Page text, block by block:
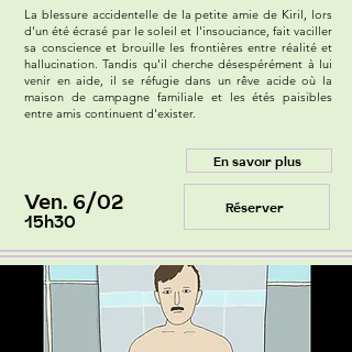
La blessure accidentelle de la petite amie de Kiril, lors
d'un été écrasé par le soleil et l'insouciance, fait vaciller
sa conscience et brouille les frontières entre réalité et
hallucination. Tandis qu'il cherche désespérément à lui
venir en aide, il se réfugie dans un rêve acide où la
maison de campagne familiale et les étés paisibles
entre amis continuent d'exister.
En savoir plus
Ven. 6/02
15h30
Réserver